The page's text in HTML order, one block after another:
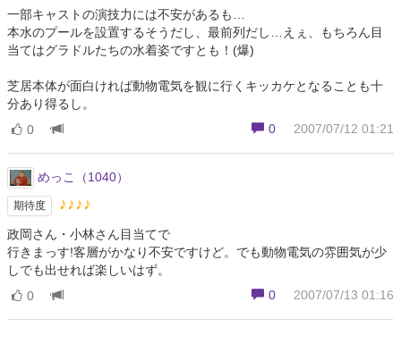
一部キャストの演技力には不安があるも…
本水のプールを設置するそうだし、最前列だし…えぇ、もちろん目
当てはグラドルたちの水着姿ですとも！(爆)
芝居本体が面白ければ動物電気を観に行くキッカケとなることも十
分あり得るし。
0
2007/07/12 01:21
0
めっこ（1040）
期待度 ♪♪♪♪
政岡さん・小林さん目当てで
行きまっす!客層がかなり不安ですけど。でも動物電気の雰囲気が少
しでも出せれば楽しいはず。
0
2007/07/13 01:16
0